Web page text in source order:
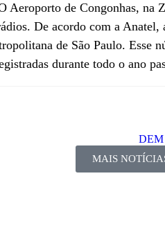
Aeroporto de Congonhas, na
De acordo com a
de São Paulo. Esse
durante todo o ano
DEM
MAIS